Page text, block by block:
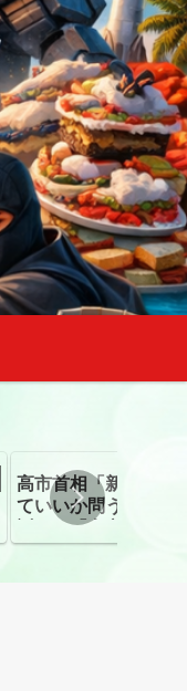
高市首相「新たな国
ていいか問う」 受
訴え！「高市自民に